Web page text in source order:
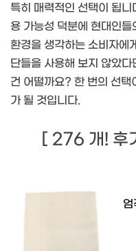
특히 매력적인 선택이 됩
용 가능성 덕분에 현대인들
환경을 생각하는 소비자에
단들을 사용해 보지 않았
건 어떨까요? 한 번의 선택
가 될 것입니다.
[ 276 개! 후
엄